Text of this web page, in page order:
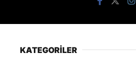
KATEGORİLER